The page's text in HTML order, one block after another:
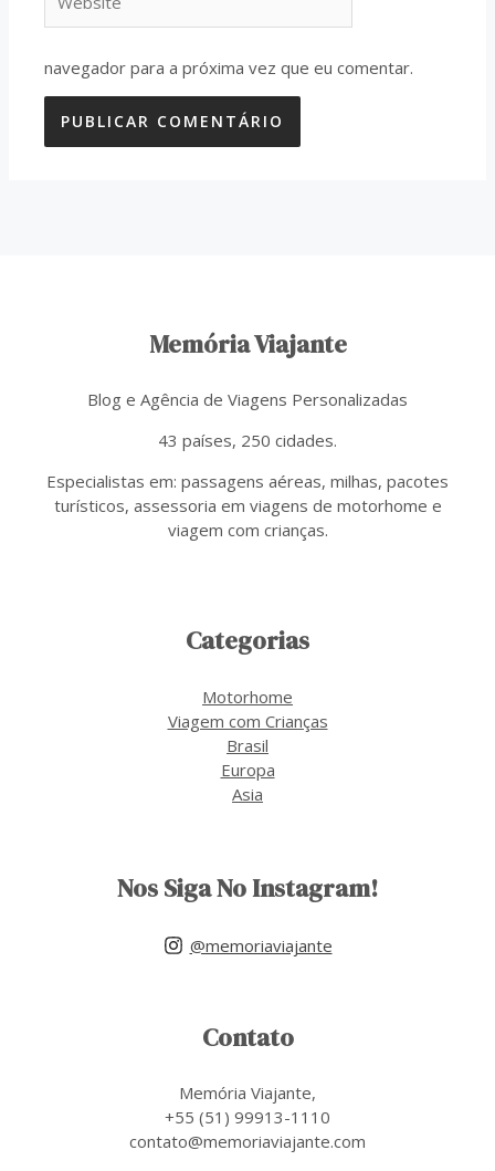
navegador para a próxima vez que eu comentar.
Memória Viajante
Blog e Agência de Viagens Personalizadas
43 países, 250 cidades.
Especialistas em: passagens aéreas, milhas, pacotes
turísticos, assessoria em viagens de motorhome e
viagem com crianças.
Categorias
Motorhome
Viagem com Crianças
Brasil
Europa
Asia
Nos Siga No Instagram!
@memoriaviajante
Contato
Memória Viajante,
+55 (51) 99913-1110
contato@memoriaviajante.com